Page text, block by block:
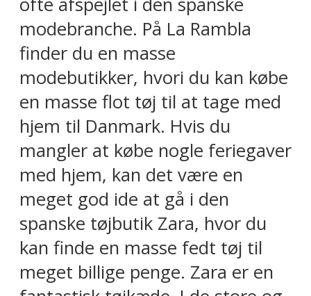
modebranche. På La Rambla
finder du en masse
modebutikker, hvori du kan købe
en masse flot tøj til at tage med
hjem til Danmark. Hvis du
mangler at købe nogle feriegaver
med hjem, kan det være en
meget god ide at gå i den
spanske tøjbutik Zara, hvor du
kan finde en masse fedt tøj til
meget billige penge. Zara er en